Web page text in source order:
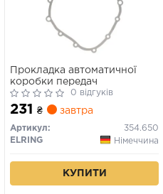
Прокладка автоматичної
коробки передач
0 відгуків
231 ₴ завтра
Артикул:
354.650
ELRING
Німеччина
КУПИТИ